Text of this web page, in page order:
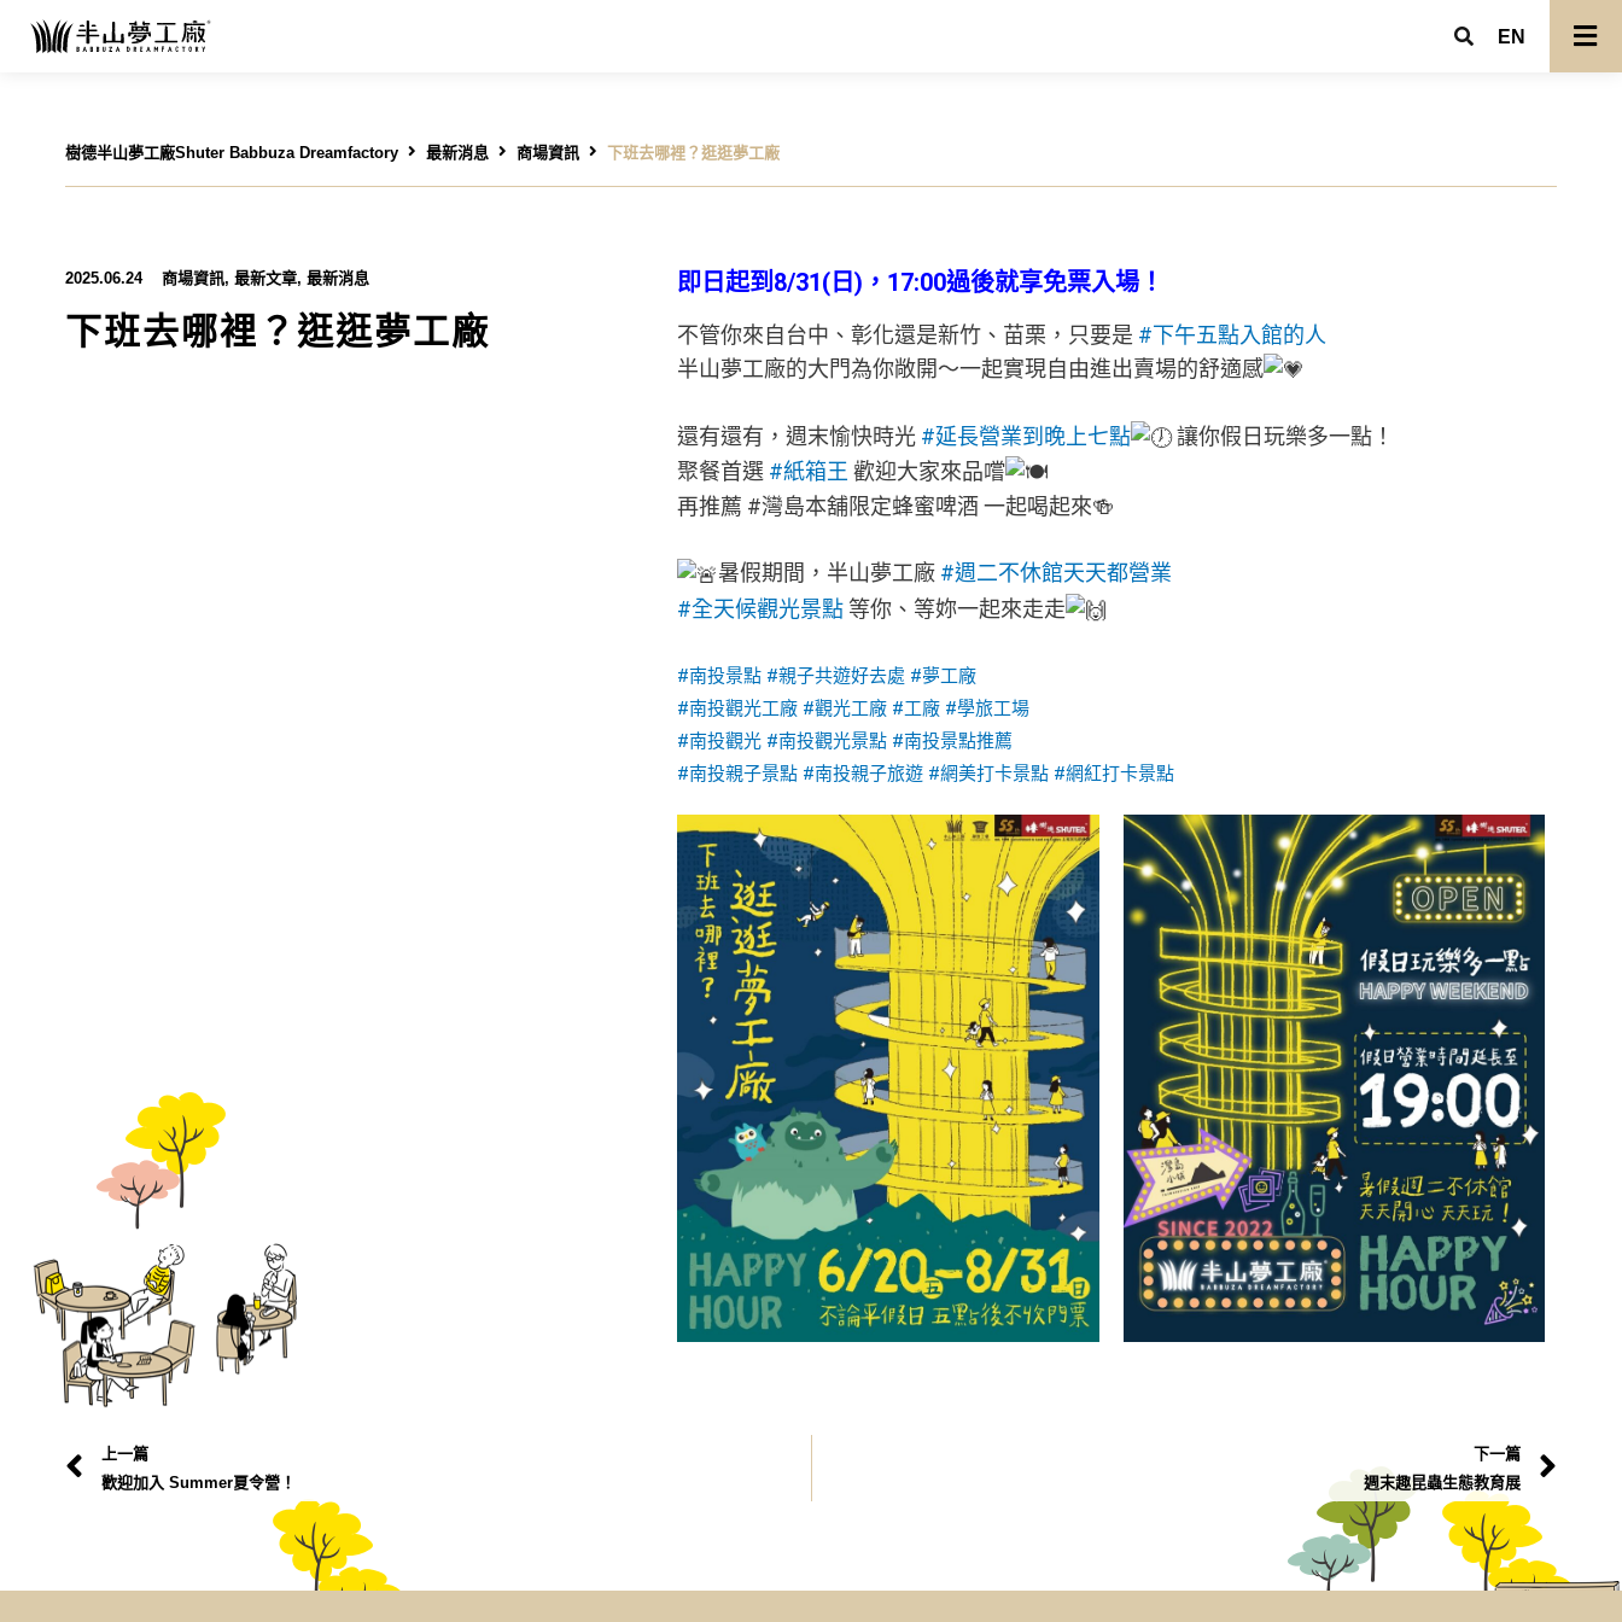
EN
樹德半山夢工廠Shuter Babbuza Dreamfactory 最新消息 商場資訊 下班去哪裡？逛逛夢工廠
2025.06.24 商場資訊, 最新文章, 最新消息
下班去哪裡？逛逛夢工廠
即日起到8/31(日)，17:00過後就享免票入場！
不管你來自台中、彰化還是新竹、苗栗，只要是 #下午五點入館的人
半山夢工廠的大門為你敞開～一起實現自由進出賣場的舒適感
還有還有，週末愉快時光 #延長營業到晚上七點
讓你假日玩樂多一點！
聚餐首選 #紙箱王 歡迎大家來品嚐
再推薦 #灣島本舖限定蜂蜜啤酒 一起喝起來🍻
暑假期間，半山夢工廠 #週二不休館天天都營業
#全天候觀光景點等你、等妳一起來走走
#南投景點 #親子共遊好去處 #夢工廠
#南投觀光工廠 #觀光工廠 #工廠 #學旅工場
#南投觀光 #南投觀光景點 #南投景點推薦
#南投親子景點 #南投親子旅遊 #網美打卡景點 #網紅打卡景點
上一篇
歡迎加入 Summer夏令營！
下一篇
週末趣昆蟲生態教育展